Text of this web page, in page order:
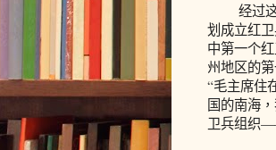
经过这
划成立红
中第一个
州地区的
“毛主席住
国的南海
卫兵组织